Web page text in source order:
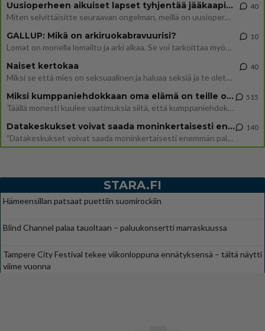
Uusioperheen aikuiset lapset tyhjentää jääkaapin käydessään
Miten selvittäisitte seuraavan ongelman, meillä on uusioperhe, minulla teini-ikäiset lapset ja puolisolla aikuiset, jotk
40
GALLUP: Mikä on arkiruokabravuurisi?
Lomat on monella lomailtu ja arki alkaa. Se voi tarkoittaa myös sitä, että grillailut on grillattu ja palataan arjen ruo
10
Naiset kertokaa
Miksi se että mies on seksuaalinen ja haluaa seksiä ja te olette hänen mielestänne haluttava on vastenmielistä? Mikä sii
40
Miksi kumppaniehdokkaan oma elämä on teille ongelma?
Täällä monesti kuulee vaatimuksia siitä, että kumppaniehdokkaalla ei saisi olla lemmikkejä, lapsia, kavereita, eksiä, su
515
Datakeskukset voivat saada moninkertaisesti enemmän palautuksia kuin mitä ne maksavat veroja
”Datakeskukset voivat saada moninkertaisesti enemmän palautuksia kuin mitä ne maksavat veroja”, sanoo professori Jussi K
140
STARA.FI
Hämeensillan patsaat puettiin suomirockiin
Blind Channel palaa tauoltaan – paluukonsertti marraskuussa
Tampere City Festival tekee viikonloppuna ennätyksensä – tältä näytti
viime vuonna